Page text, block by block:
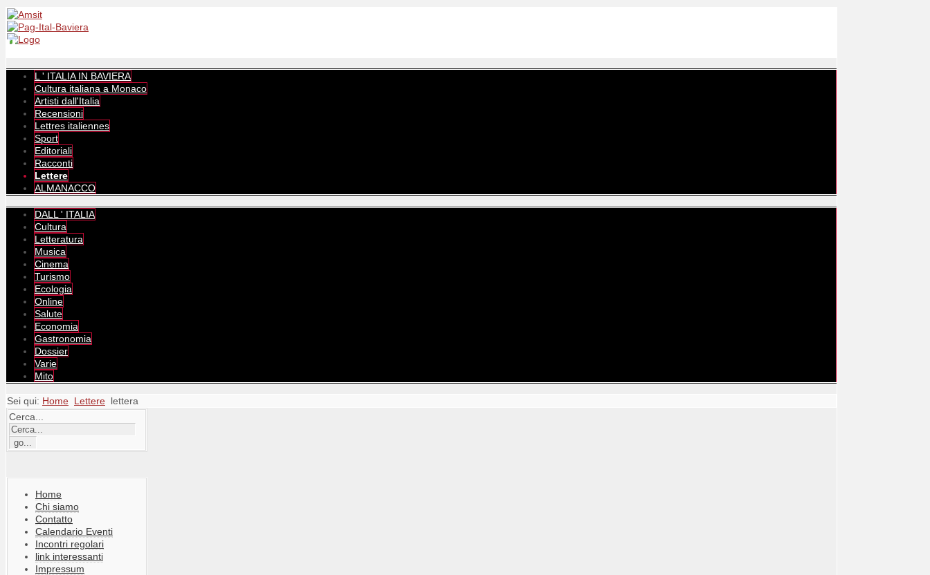
L ' ITALIA IN BAVIERA
Cultura italiana a Monaco
Artisti dall'Italia
Recensioni
Lettres italiennes
Sport
Editoriali
Racconti
Lettere
ALMANACCO
DALL ' ITALIA
Cultura
Letteratura
Musica
Cinema
Turismo
Ecologia
Online
Salute
Economia
Gastronomia
Dossier
Varie
Mito
Sei qui: Home Lettere lettera
Cerca...
Home
Chi siamo
Contatto
Calendario Eventi
Incontri regolari
link interessanti
Impressum